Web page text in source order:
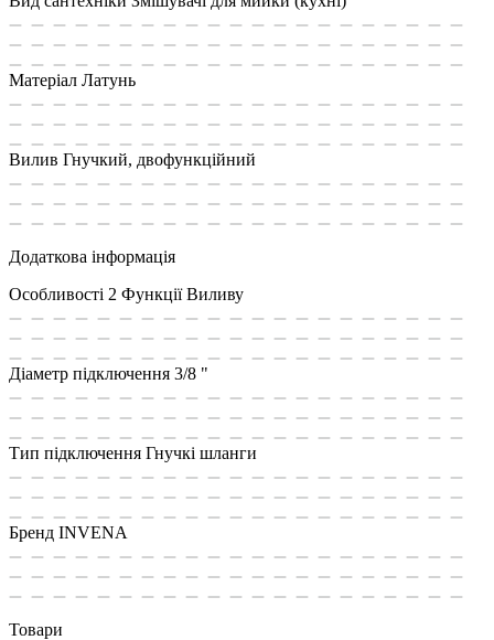
Матеріал Латунь
Вилив Гнучкий, двофункційний
Додаткова інформація
Особливості 2 Функції Виливу
Діаметр підключення 3/8 "
Тип підключення Гнучкі шланги
Бренд INVENA
Товари